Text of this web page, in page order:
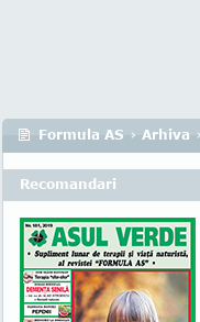
Formula AS › Arhiva ›
Recomandari